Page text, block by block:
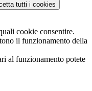
tutti i cookies
cookie consentire.
il funzionamento della
al funzionamento potete